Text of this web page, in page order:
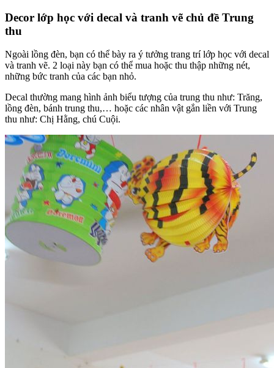
Decor lớp học với decal và tranh vẽ chủ đề Trung
thu
Ngoài lồng đèn, bạn có thể bày ra ý tưởng trang trí lớp học với decal
và tranh vẽ. 2 loại này bạn có thể mua hoặc thu thập những nét,
những bức tranh của các bạn nhỏ.
Decal thường mang hình ảnh biểu tượng của trung thu như: Trăng,
lồng đèn, bánh trung thu,… hoặc các nhân vật gắn liền với Trung
thu như: Chị Hằng, chú Cuội.